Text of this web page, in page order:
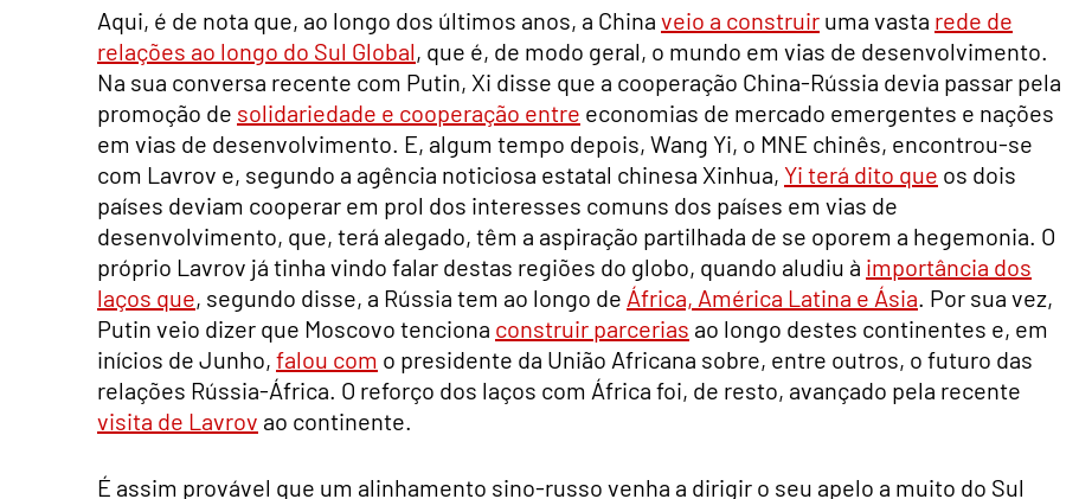
Aqui, é de nota que, ao longo dos últimos anos, a China veio a construir uma vasta rede de
relações ao longo do Sul Global, que é, de modo geral, o mundo em vias de desenvolvimento.
Na sua conversa recente com Putin, Xi disse que a cooperação China-Rússia devia passar pela
promoção de solidariedade e cooperação entre economias de mercado emergentes e nações
em vias de desenvolvimento. E, algum tempo depois, Wang Yi, o MNE chinês, encontrou-se
com Lavrov e, segundo a agência noticiosa estatal chinesa Xinhua, Yi terá dito que os dois
países deviam cooperar em prol dos interesses comuns dos países em vias de
desenvolvimento, que, terá alegado, têm a aspiração partilhada de se oporem a hegemonia. O
próprio Lavrov já tinha vindo falar destas regiões do globo, quando aludiu à importância dos
laços que, segundo disse, a Rússia tem ao longo de África, América Latina e Ásia. Por sua vez,
Putin veio dizer que Moscovo tenciona construir parcerias ao longo destes continentes e, em
inícios de Junho, falou com o presidente da União Africana sobre, entre outros, o futuro das
relações Rússia-África. O reforço dos laços com África foi, de resto, avançado pela recente
visita de Lavrov ao continente.
É assim provável que um alinhamento sino-russo venha a dirigir o seu apelo a muito do Sul